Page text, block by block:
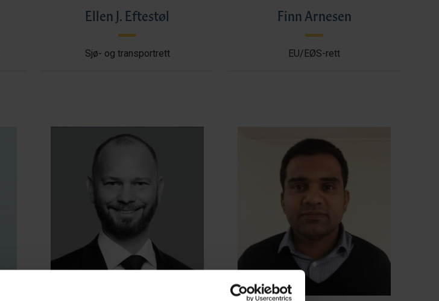
Ellen J. Eftestøl
Sjø- og transportrett
Finn Arnesen
EU/EØS-rett